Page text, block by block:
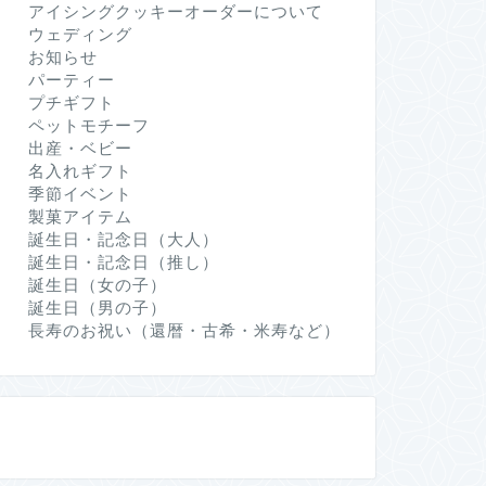
アイシングクッキーオーダーについて
ウェディング
お知らせ
パーティー
プチギフト
ペットモチーフ
出産・ベビー
名入れギフト
季節イベント
製菓アイテム
誕生日・記念日（大人）
誕生日・記念日（推し）
誕生日（女の子）
誕生日（男の子）
長寿のお祝い（還暦・古希・米寿など）